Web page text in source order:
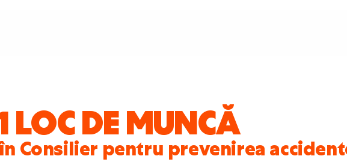
LOC DE MUNCĂ
Consilier pentru prevenirea